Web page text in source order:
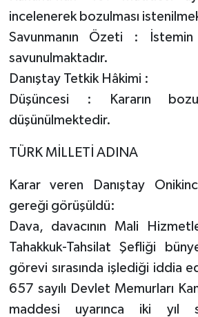
incelenerek bozulması
Savunmanın Özeti :
savunulmaktadır.
Danıştay Tetkik Hâkimi :
Düşüncesi : Kararın
düşünülmektedir.
TÜRK MİLLETİ ADINA
Karar veren Danıştay
gereği görüşüldü:
Dava, davacının Mali
Tahakkuk-Tahsilat Şefliği
görevi sırasında işlediği iddia
657 sayılı Devlet Memurları
maddesi uyarınca iki yıl